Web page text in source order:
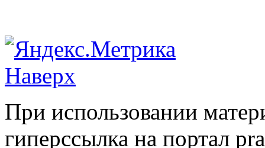
Наверх
При использовании
гиперссылка на портал